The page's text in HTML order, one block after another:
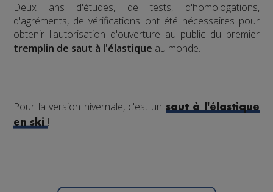
​Deux ans d'études, de tests, d'homologations,
d'agréments, de vérifications ont été nécessaires pour
obtenir l'autorisation d'ouverture au public du premier
tremplin de saut à l'élastique au monde.
Pour la version hivernale, c'est un saut à l'élastique
en ski !